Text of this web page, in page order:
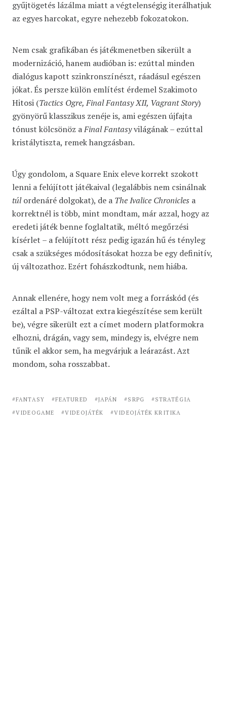
gyűjtögetés lázálma miatt a végtelenségig iterálhatjuk
az egyes harcokat, egyre nehezebb fokozatokon.
Nem csak grafikában és játékmenetben sikerült a
modernizáció, hanem audióban is: ezúttal minden
dialógus kapott szinkronszínészt, ráadásul egészen
jókat. És persze külön említést érdemel Szakimoto
Hitosi (Tactics Ogre, Final Fantasy XII, Vagrant Story)
gyönyörű klasszikus zenéje is, ami egészen újfajta
tónust kölcsönöz aFinal Fantasyvilágának – ezúttal
kristálytiszta, remek hangzásban.
Úgy gondolom, a Square Enix eleve korrekt szokott
lenni a felújított játékaival (legalábbis nem csinálnak
túlordenáré dolgokat), de a The Ivalice Chronicles a
korrektnél is több, mint mondtam, már azzal, hogy az
eredeti játék benne foglaltatik, méltó megőrzési
kísérlet – a felújított rész pedig igazán hű és tényleg
csak a szükséges módosításokat hozza be egy definitív,
új változathoz. Ezért fohászkodtunk, nem hiába.
Annak ellenére, hogy nem volt meg a forráskód (és
ezáltal a PSP-változat extra kiegészítése sem került
be), végre sikerült ezt a címet modern platformokra
elhozni, drágán, vagy sem, mindegy is, elvégre nem
tűnik el akkor sem, ha megvárjuk a leárazást. Azt
mondom, soha rosszabbat.
FANTASY FEATURED JAPÁN SRPG
STRATÉGIA
VIDEOGAME
VIDEOJÁTÉK VIDEOJÁTÉK KRITIKA